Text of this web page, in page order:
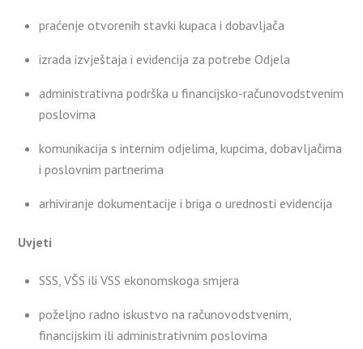
praćenje otvorenih stavki kupaca i dobavljača
izrada izvještaja i evidencija za potrebe Odjela
administrativna podrška u financijsko-računovodstvenim
poslovima
komunikacija s internim odjelima, kupcima, dobavljačima
i poslovnim partnerima
arhiviranje dokumentacije i briga o urednosti evidencija
Uvjeti
SSS, VŠS ili VSS ekonomskoga smjera
poželjno radno iskustvo na računovodstvenim,
financijskim ili administrativnim poslovima